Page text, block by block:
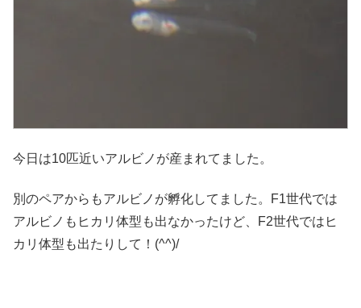
今日は10匹近いアルビノが産まれてました。
別のペアからもアルビノが孵化してました。F1世代では
アルビノもヒカリ体型も出なかったけど、F2世代ではヒ
カリ体型も出たりして！(^^)/